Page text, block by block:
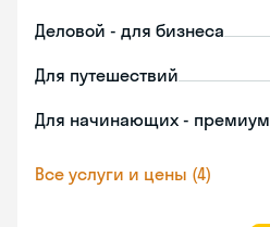
Деловой - для бизнеса
Для путешествий
Для начинающих - премиум
Все услуги и цены (4)